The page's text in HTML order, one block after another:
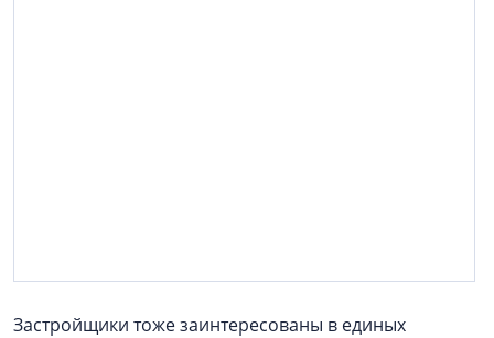
Застройщики тоже заинтересованы в единых